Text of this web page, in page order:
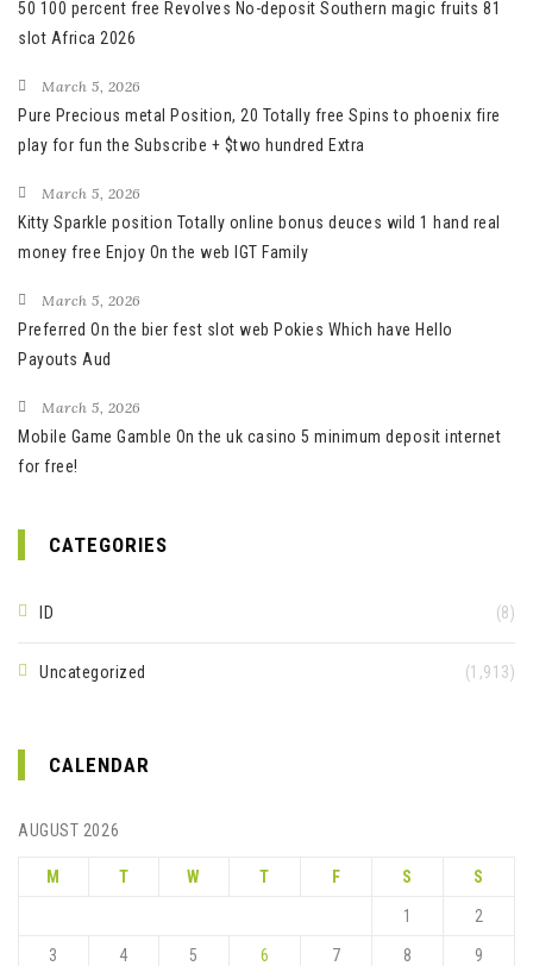
50 100 percent free Revolves No-deposit Southern magic fruits 81
slot Africa 2026
March 5, 2026
Pure Precious metal Position, 20 Totally free Spins to phoenix fire
play for fun the Subscribe + $two hundred Extra
March 5, 2026
Kitty Sparkle position Totally online bonus deuces wild 1 hand real
money free Enjoy On the web IGT Family
March 5, 2026
Preferred On the bier fest slot web Pokies Which have Hello
Payouts Aud
March 5, 2026
Mobile Game Gamble On the uk casino 5 minimum deposit internet
for free!
CATEGORIES
ID (8)
Uncategorized (1,913)
CALENDAR
AUGUST 2026
M T W T F S S
1 2
3 4 5 6 7 8 9